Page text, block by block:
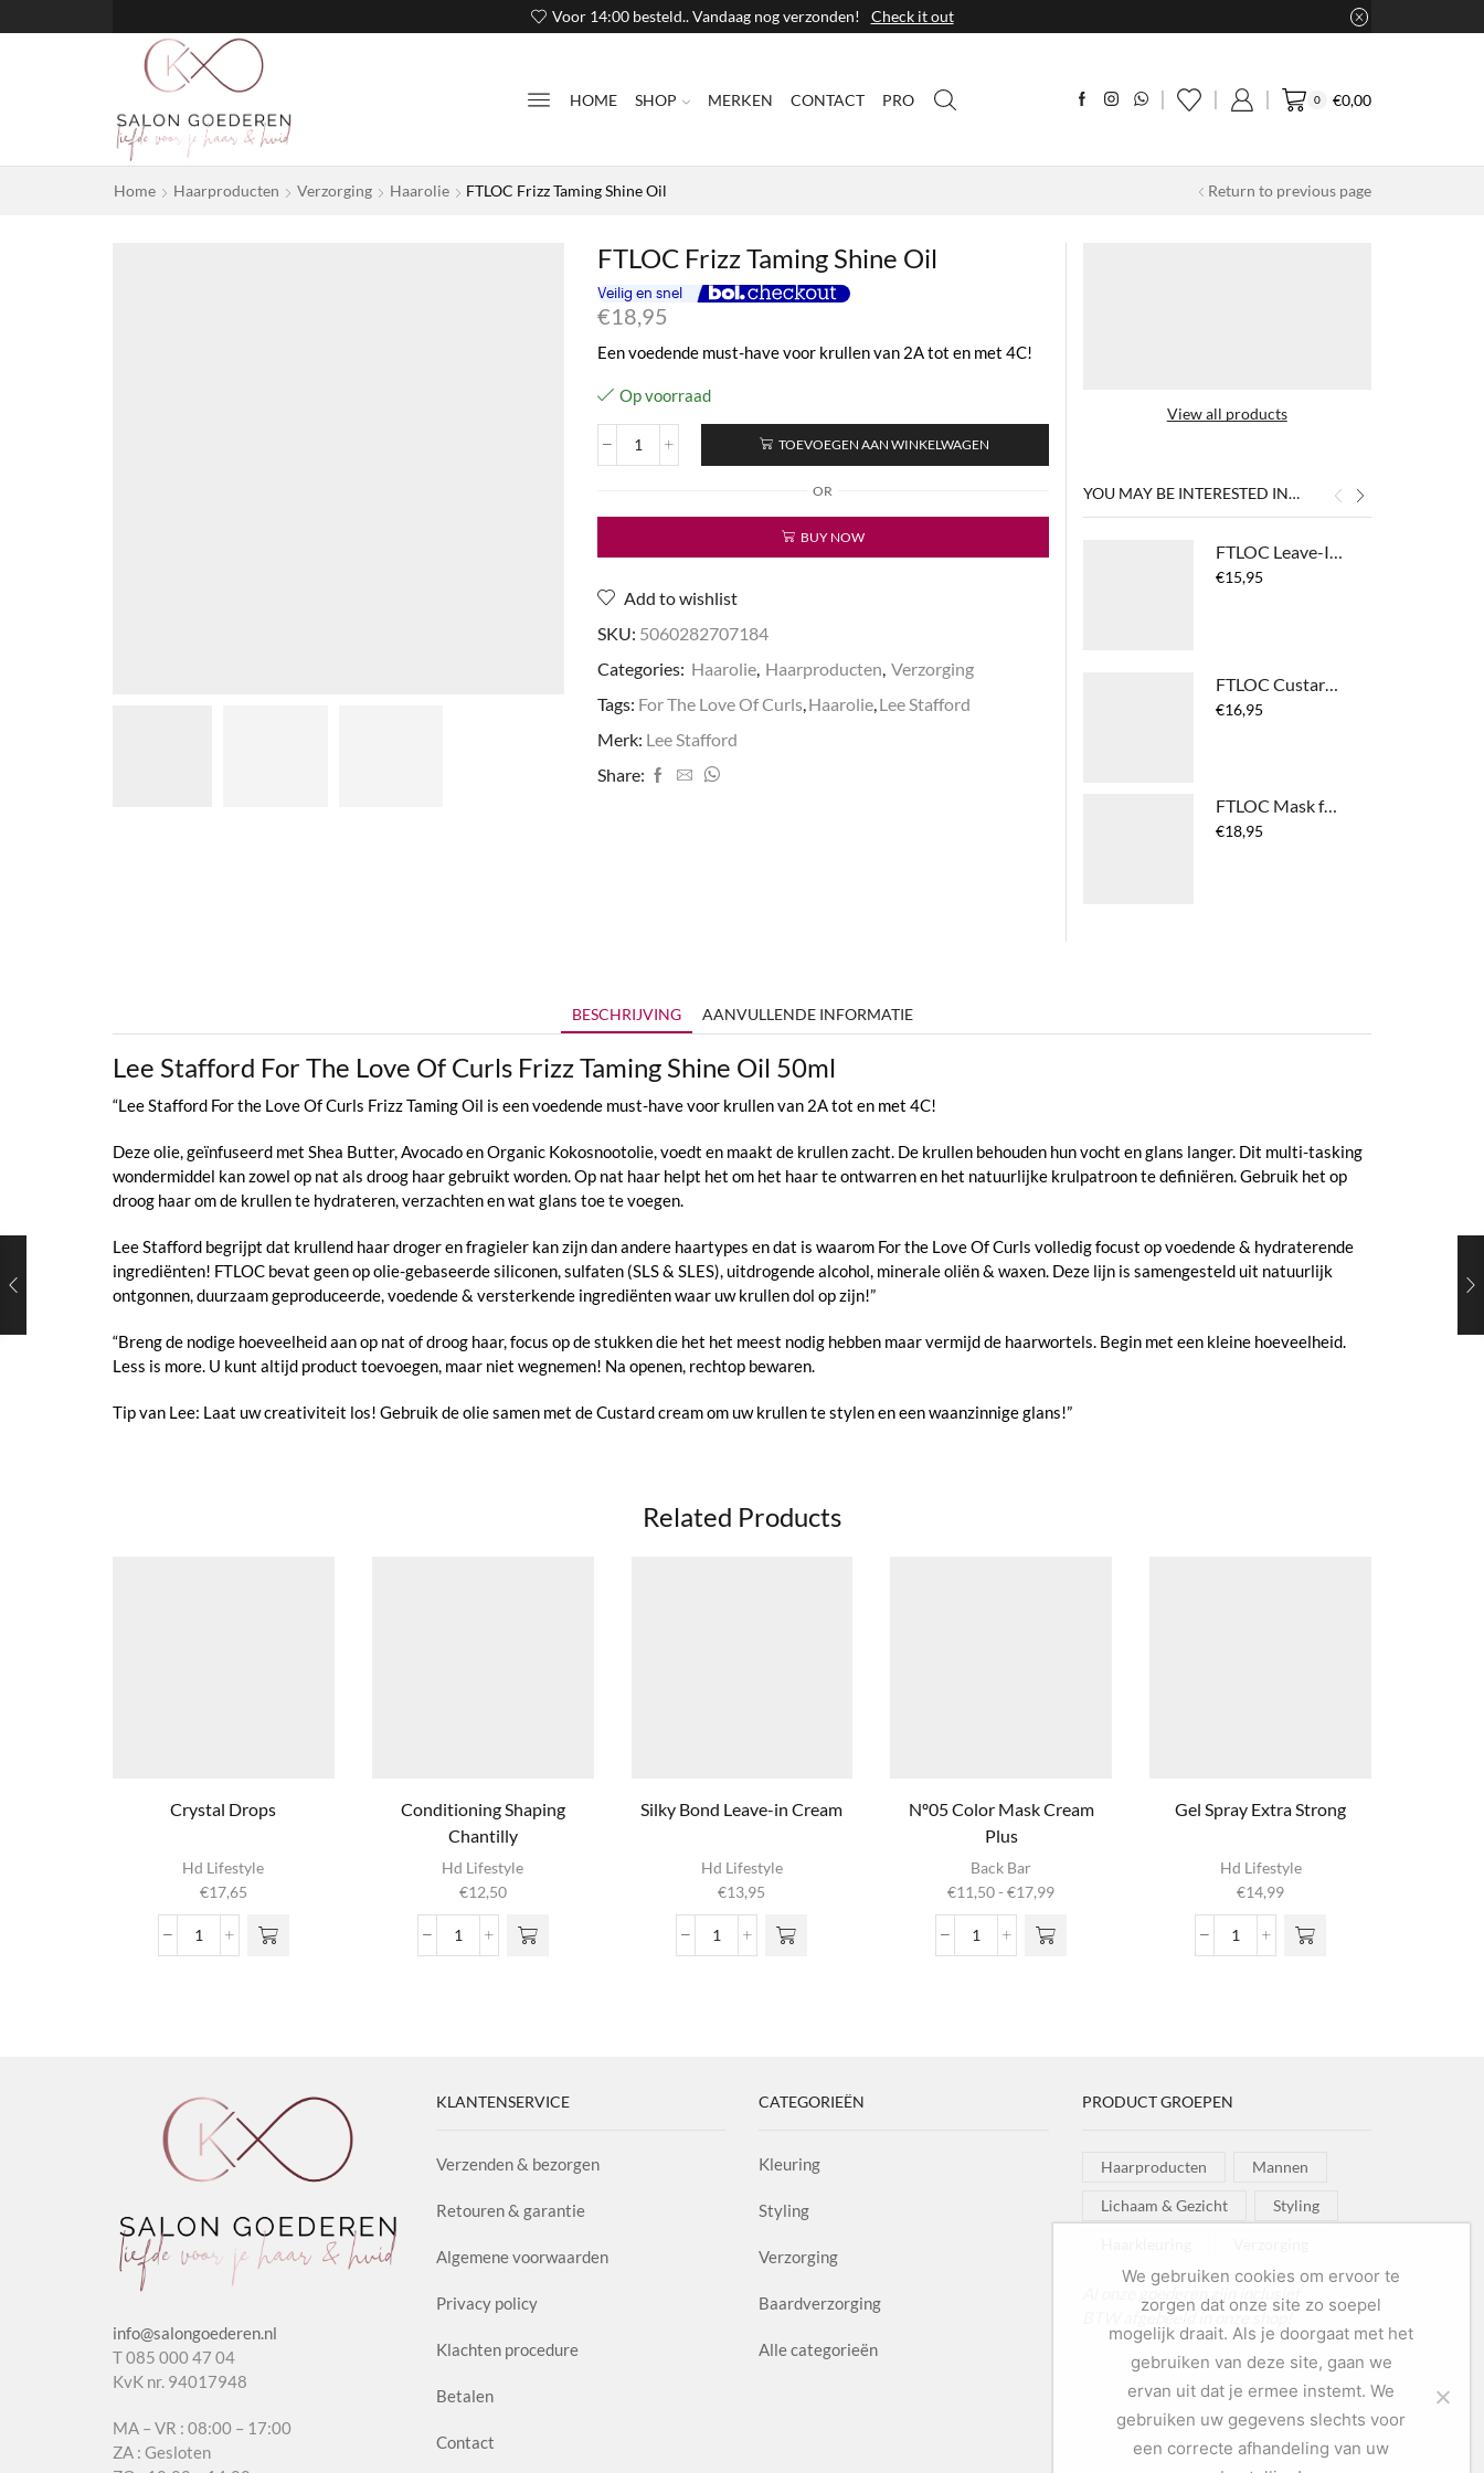
Voor 14:00 besteld.. Vandaag nog verzonden! Check it out
HOME SHOP MERKEN CONTACT PRO 0 €0,00
Home Haarproducten Verzorging Haarolie FTLOC Frizz Taming Shine Oil Return to previous page
FTLOC Frizz Taming Shine Oil
€18,95
Een voedende must-have voor krullen van 2A tot en met 4C!
Op voorraad
FTLOC
Shine
aantal
TOEVOEGEN AAN WINKELWAGEN
OR
BUY NOW
Add to wishlist
SKU: 5060282707184
Categories: Haarolie, Haarproducten, Verzorging
Tags: For The Love Of Curls,Haarolie,Lee Stafford
Merk: Lee Stafford
Share:
View all products
YOU MAY BE INTERESTED IN…
€15,95
FTLOC Custard Cream
€16,95
FTLOC Mask for Waves
€18,95
BESCHRIJVING AANVULLENDE INFORMATIE
Lee Stafford For The Love Of Curls Frizz Taming Shine Oil 50ml
“Lee Stafford For the Love Of Curls Frizz Taming Oil is een voedende must-have voor krullen van 2A tot en met 4C!
Deze olie, geïnfuseerd met Shea Butter, Avocado en Organic Kokosnootolie, voedt en maakt de krullen zacht. De krullen behouden hun vocht en glans langer. Dit multi-tasking
wondermiddel kan zowel op nat als droog haar gebruikt worden. Op nat haar helpt het om het haar te ontwarren en het natuurlijke krulpatroon te definiëren. Gebruik het op
droog haar om de krullen te hydrateren, verzachten en wat glans toe te voegen.
Lee Stafford begrijpt dat krullend haar droger en fragieler kan zijn dan andere haartypes en dat is waarom For the Love Of Curls volledig focust op voedende & hydraterende
ingrediënten! FTLOC bevat geen op olie-gebaseerde siliconen, sulfaten (SLS & SLES), uitdrogende alcohol, minerale oliën & waxen. Deze lijn is samengesteld uit natuurlijk
ontgonnen, duurzaam geproduceerde, voedende & versterkende ingrediënten waar uw krullen dol op zijn!”
“Breng de nodige hoeveelheid aan op nat of droog haar, focus op de stukken die het het meest nodig hebben maar vermijd de haarwortels. Begin met een kleine hoeveelheid.
Less is more. U kunt altijd product toevoegen, maar niet wegnemen! Na openen, rechtop bewaren.
Tip van Lee: Laat uw creativiteit los! Gebruik de olie samen met de Custard cream om uw krullen te stylen en een waanzinnige glans!”
Related Products
Crystal Drops
Hd Lifestyle
€17,65
Crystal
Conditioning Shaping
Chantilly
Hd Lifestyle
€12,50
Conditioning
Silky Bond Leave-in Cream
Hd Lifestyle
€13,95
Silky
Nº05 Color Mask Cream
Plus
Back Bar
€11,50- €17,99Prijsklasse:
tot
Nº05
heeft
meerdere
optie kan
Gel Spray Extra Strong
Hd Lifestyle
€14,99
Gel
info@salongoederen.nl
T 085 000 47 04
KvK nr. 94017948
MA – VR : 08:00 – 17:00
ZA : Gesloten
KLANTENSERVICE
Verzenden & bezorgen
Retouren & garantie
Algemene voorwaarden
Privacy policy
Klachten procedure
Betalen
Contact
CATEGORIEËN
Kleuring
Styling
Verzorging
Baardverzorging
Alle categorieën
PRODUCT GROEPEN
Haarproducten Mannen
Lichaam & Gezicht Styling
BTW afgebeeld in onze shop!
We gebruiken cookies om ervoor te
zorgen dat onze site zo soepel
mogelijk draait. Als je doorgaat met het
gebruiken van deze site, gaan we
ervan uit dat je ermee instemt. We
gebruiken uw gegevens slechts voor
een correcte afhandeling van uw